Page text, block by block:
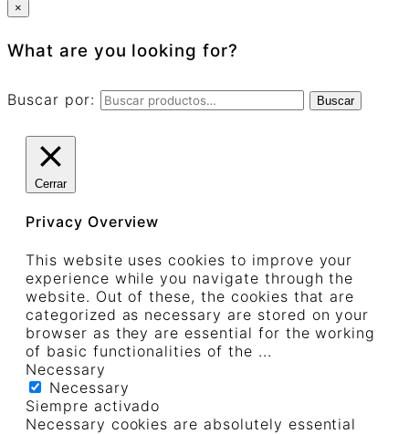
×
What are you looking for?
Buscar por: Buscar
Cerrar
Privacy Overview
This website uses cookies to improve your
experience while you navigate through the
website. Out of these, the cookies that are
categorized as necessary are stored on your
browser as they are essential for the working
of basic functionalities of the ...
Necessary
Necessary
Siempre activado
Necessary cookies are absolutely essential